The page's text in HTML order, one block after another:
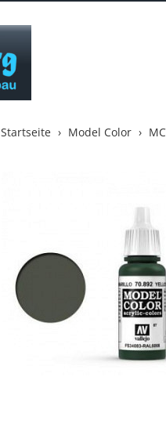
Startseite Model Color